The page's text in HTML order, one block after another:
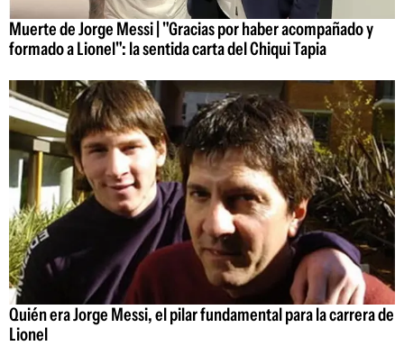
Muerte de Jorge Messi | "Gracias por haber acompañado y
formado a Lionel": la sentida carta del Chiqui Tapia
Quién era Jorge Messi, el pilar fundamental para la carrera de
Lionel